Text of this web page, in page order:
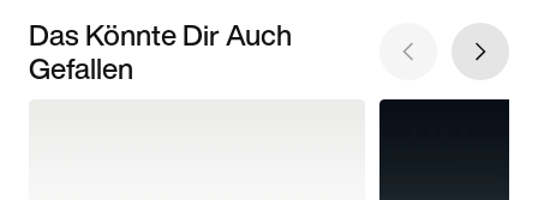
Das Könnte Dir Auch
Gefallen